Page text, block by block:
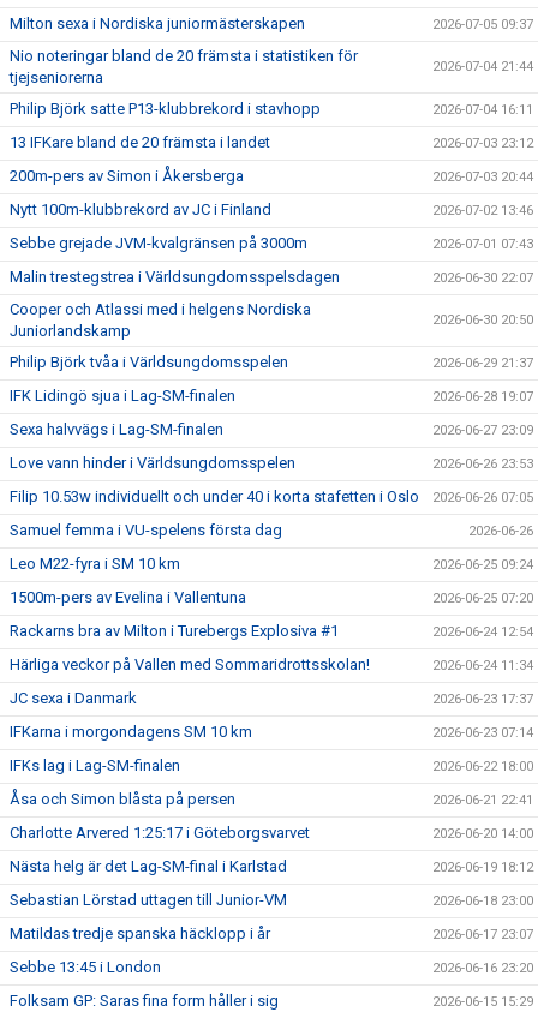
Milton sexa i Nordiska juniormästerskapen 2026-07-05 09:37
Nio noteringar bland de 20 främsta i statistiken för
tjejseniorerna
2026-07-04 21:44
Philip Björk satte P13-klubbrekord i stavhopp 2026-07-04 16:11
13 IFKare bland de 20 främsta i landet 2026-07-03 23:12
200m-pers av Simon i Åkersberga 2026-07-03 20:44
Nytt 100m-klubbrekord av JC i Finland 2026-07-02 13:46
Sebbe grejade JVM-kvalgränsen på 3000m 2026-07-01 07:43
Malin trestegstrea i Världsungdomsspelsdagen 2026-06-30 22:07
Cooper och Atlassi med i helgens Nordiska
Juniorlandskamp
2026-06-30 20:50
Philip Björk tvåa i Världsungdomsspelen 2026-06-29 21:37
IFK Lidingö sjua i Lag-SM-finalen 2026-06-28 19:07
Sexa halvvägs i Lag-SM-finalen 2026-06-27 23:09
Love vann hinder i Världsungdomsspelen 2026-06-26 23:53
Filip 10.53w individuellt och under 40 i korta stafetten i Oslo 2026-06-26 07:05
Samuel femma i VU-spelens första dag 2026-06-26
Leo M22-fyra i SM 10 km 2026-06-25 09:24
1500m-pers av Evelina i Vallentuna 2026-06-25 07:20
Rackarns bra av Milton i Turebergs Explosiva #1 2026-06-24 12:54
Härliga veckor på Vallen med Sommaridrottsskolan! 2026-06-24 11:34
JC sexa i Danmark 2026-06-23 17:37
IFKarna i morgondagens SM 10 km 2026-06-23 07:14
IFKs lag i Lag-SM-finalen 2026-06-22 18:00
Åsa och Simon blåsta på persen 2026-06-21 22:41
Charlotte Arvered 1:25:17 i Göteborgsvarvet 2026-06-20 14:00
Nästa helg är det Lag-SM-final i Karlstad 2026-06-19 18:12
Sebastian Lörstad uttagen till Junior-VM 2026-06-18 23:00
Matildas tredje spanska häcklopp i år 2026-06-17 23:07
Sebbe 13:45 i London 2026-06-16 23:20
Folksam GP: Saras fina form håller i sig 2026-06-15 15:29